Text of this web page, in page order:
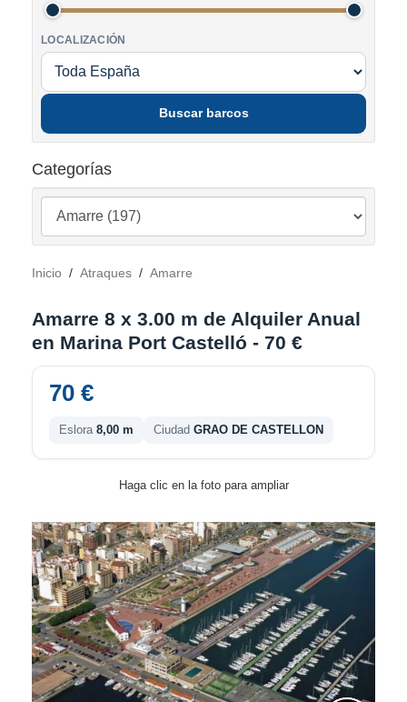
LOCALIZACIÓN
Buscar barcos
Categorías
Inicio / Atraques / Amarre
Amarre 8 x 3.00 m de Alquiler Anual
en Marina Port Castelló - 70 €
70 €
Eslora 8,00 m Ciudad GRAO DE CASTELLON
Haga clic en la foto para ampliar